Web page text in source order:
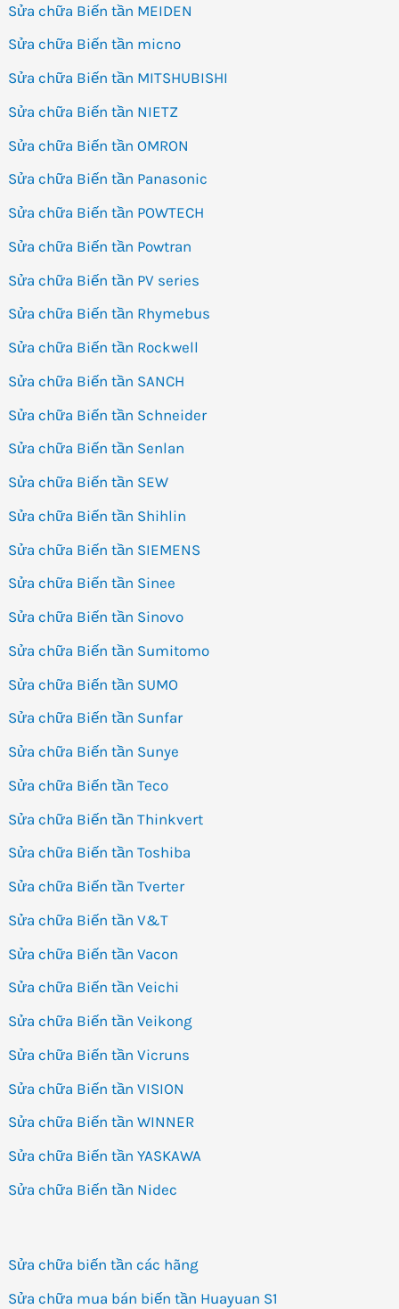
Sửa chữa Biến tần MEIDEN
Sửa chữa Biến tần micno
Sửa chữa Biến tần MITSHUBISHI
Sửa chữa Biến tần NIETZ
Sửa chữa Biến tần OMRON
Sửa chữa Biến tần Panasonic
Sửa chữa Biến tần POWTECH
Sửa chữa Biến tần Powtran
Sửa chữa Biến tần PV series
Sửa chữa Biến tần Rhymebus
Sửa chữa Biến tần Rockwell
Sửa chữa Biến tần SANCH
Sửa chữa Biến tần Schneider
Sửa chữa Biến tần Senlan
Sửa chữa Biến tần SEW
Sửa chữa Biến tần Shihlin
Sửa chữa Biến tần SIEMENS
Sửa chữa Biến tần Sinee
Sửa chữa Biến tần Sinovo
Sửa chữa Biến tần Sumitomo
Sửa chữa Biến tần SUMO
Sửa chữa Biến tần Sunfar
Sửa chữa Biến tần Sunye
Sửa chữa Biến tần Teco
Sửa chữa Biến tần Thinkvert
Sửa chữa Biến tần Toshiba
Sửa chữa Biến tần Tverter
Sửa chữa Biến tần V&T
Sửa chữa Biến tần Vacon
Sửa chữa Biến tần Veichi
Sửa chữa Biến tần Veikong
Sửa chữa Biến tần Vicruns
Sửa chữa Biến tần VISION
Sửa chữa Biến tần WINNER
Sửa chữa Biến tần YASKAWA
Sửa chữa Biến tần Nidec
Sửa chữa biến tần các hãng
Sửa chữa mua bán biến tần Huayuan S1